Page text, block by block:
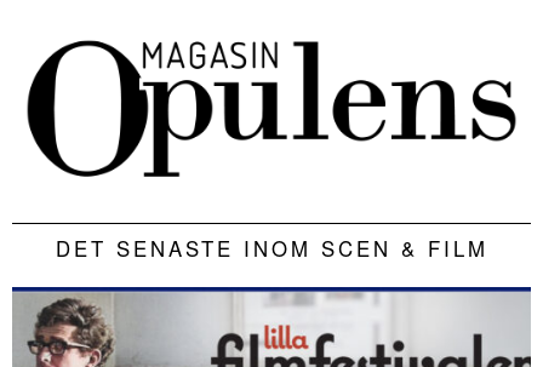
DET SENASTE INOM SCEN & FILM